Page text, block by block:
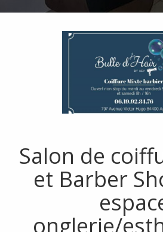
Salon de
et Barber
onglerie/